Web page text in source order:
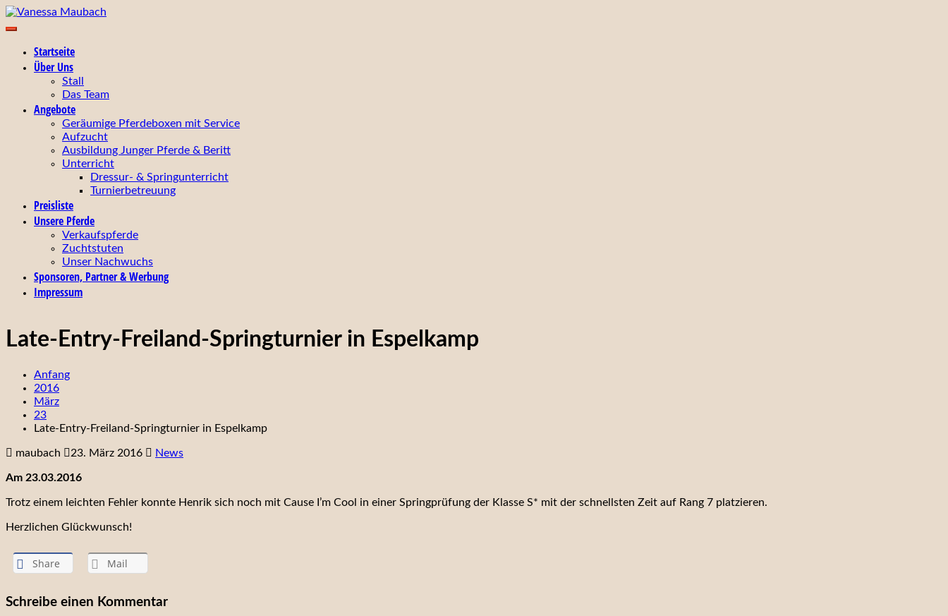
Zum
Inhalt
Vanessa Maubach
Startseite
Über Uns
Stall
Das Team
Angebote
Geräumige Pferdeboxen mit Service
Aufzucht
Ausbildung Junger Pferde & Beritt
Unterricht
Dressur- & Springunterricht
Turnierbetreuung
Preisliste
Unsere Pferde
Verkaufspferde
Zuchtstuten
Unser Nachwuchs
Sponsoren, Partner & Werbung
Impressum
Late-Entry-Freiland-Springturnier in Espelkamp
Anfang
2016
März
23
Late-Entry-Freiland-Springturnier in Espelkamp
maubach 23. März 2016 News
Am 23.03.2016
Trotz einem leichten Fehler konnte Henrik sich noch mit Cause I’m Cool in einer Springprüfung der Klasse S* mit der schnellsten Zeit auf Rang 7 platzieren.
Herzlichen Glückwunsch!
Share Mail
Schreibe einen Kommentar